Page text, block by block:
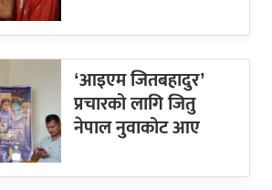
‘आइएम जितबहादुर’
प्रचारको लागि जितु
नेपाल नुवाकोट आए